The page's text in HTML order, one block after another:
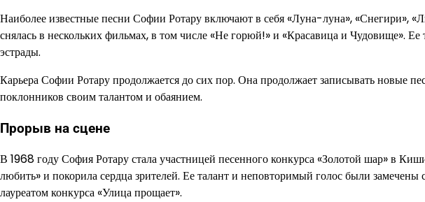
Наиболее известные песни Софии Ротару включают в себя «Луна-луна», «Снегири»,
снялась в нескольких фильмах, в том числе «Не горюй!» и «Красавица и Чудовище». Ее
эстрады.
Карьера Софии Ротару продолжается до сих пор. Она продолжает записывать новые
поклонников своим талантом и обаянием.
Прорыв на сцене
В 1968 году София Ротару стала участницей песенного конкурса «Золотой шар» в
любить» и покорила сердца зрителей. Ее талант и неповторимый голос были замечены
лауреатом конкурса «Улица прощает».